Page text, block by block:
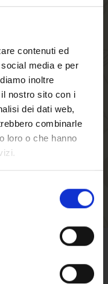
contenuti ed
media e per
inoltre
nostro sito con i
dei dati web,
combinarle
loro o che hanno
sarai in
attraverso il
più indirizzi
i tuoi